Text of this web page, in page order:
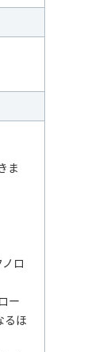
ま
ロ
ー
るほ